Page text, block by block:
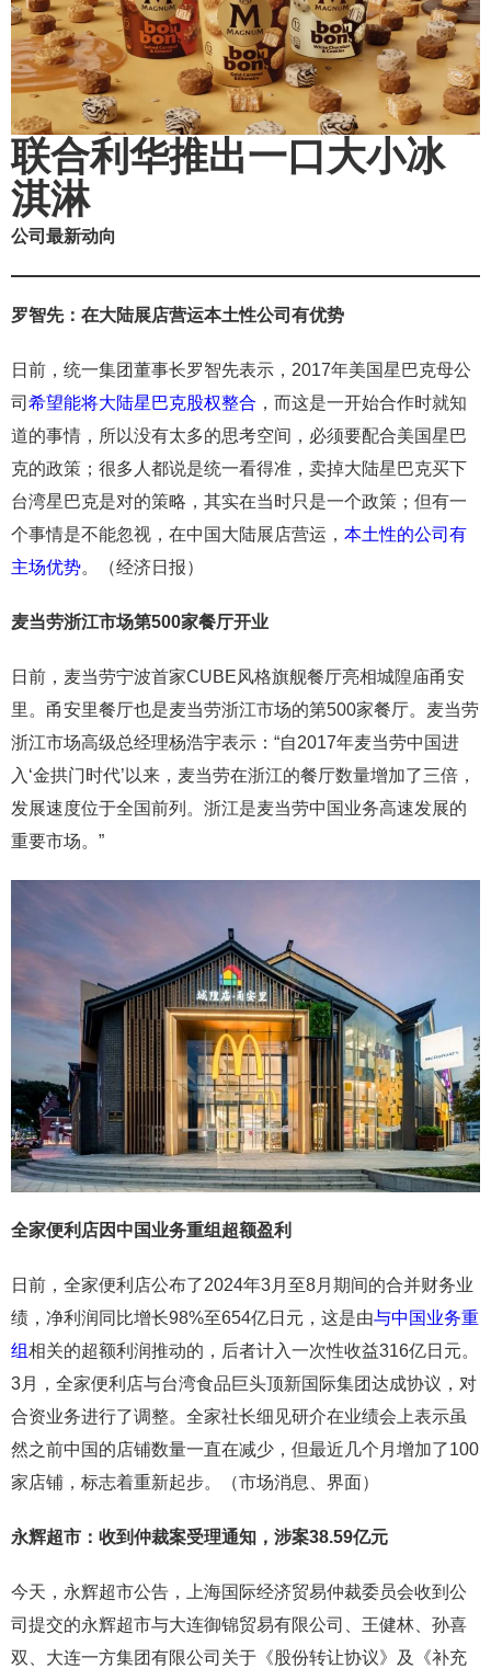
联合利华推出一口大小冰
淇淋
公司最新动向
罗智先：在大陆展店营运本土性公司有优势
日前，统一集团董事长罗智先表示，2017年美国星巴克母公
司 希望能将大陆星巴克股权整合 ，而这是一开始合作时就知
道的事情，所以没有太多的思考空间，必须要配合美国星巴
克的政策；很多人都说是统一看得准，卖掉大陆星巴克买下
台湾星巴克是对的策略，其实在当时只是一个政策；但有一
个事情是不能忽视，在中国大陆展店营运， 本土性的公司有
主场优势。（经济日报）
麦当劳浙江市场第500家餐厅开业
日前，麦当劳宁波首家CUBE风格旗舰餐厅亮相城隍庙甬安
里。甬安里餐厅也是麦当劳浙江市场的第500家餐厅。麦当劳
浙江市场高级总经理杨浩宇表示：“自2017年麦当劳中国进
入‘金拱门时代’以来，麦当劳在浙江的餐厅数量增加了三倍，
发展速度位于全国前列。浙江是麦当劳中国业务高速发展的
重要市场。”
全家便利店因中国业务重组超额盈利
日前，全家便利店公布了2024年3月至8月期间的合并财务业
绩，净利润同比增长98%至654亿日元，这是由与中国业务重
组相关的超额利润推动的，后者计入一次性收益316亿日元。
3月，全家便利店与台湾食品巨头顶新国际集团达成协议，对
合资业务进行了调整。全家社长细见研介在业绩会上表示虽
然之前中国的店铺数量一直在减少，但最近几个月增加了100
家店铺，标志着重新起步。（市场消息、界面）
永辉超市：收到仲裁案受理通知，涉案38.59亿元
今天，永辉超市公告，上海国际经济贸易仲裁委员会收到公
司提交的永辉超市与大连御锦贸易有限公司、王健林、孙喜
双、大连一方集团有限公司关于《股份转让协议》及《补充